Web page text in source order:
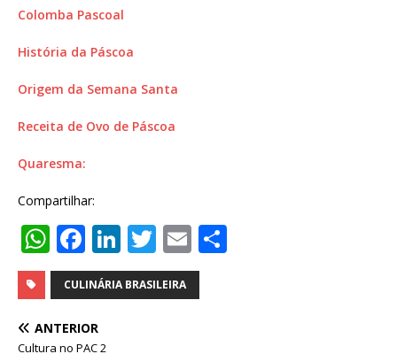
Colomba Pascoal
História da Páscoa
Origem da Semana Santa
Receita de Ovo de Páscoa
Quaresma:
Compartilhar:
W
h
at
s
F
a
c
e
Li
n
k
T
w
it
E
m
ai
CULINÁRIA BRASILEIRA
ANTERIOR
Cultura no PAC 2